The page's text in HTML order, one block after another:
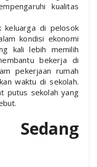
kualitas
keluarga di pelosok
kondisi ekonomi
kali lebih memilih
bekerja di
pekerjaan rumah
waktu di sekolah.
putus sekolah yang